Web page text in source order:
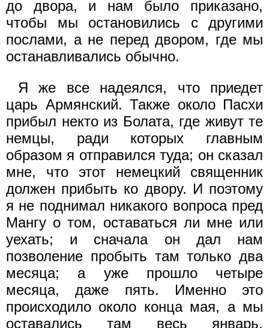
до двора, и нам было приказано,
чтобы мы остановились с другими
послами, а не перед двором, где мы
останавливались обычно.
Я же все надеялся, что приедет
царь Армянский. Также около Пасхи
прибыл некто из Болата, где живут те
немцы, ради которых главным
образом я отправился туда; он сказал
мне, что этот немецкий священник
должен прибыть ко двору. И поэтому
я не поднимал никакого вопроса пред
Мангу о том, оставаться ли мне или
уехать; и сначала он дал нам
позволение пробыть там только два
месяца; а уже прошло четыре
месяца, даже пять. Именно это
происходило около конца мая, а мы
оставались там весь январь,